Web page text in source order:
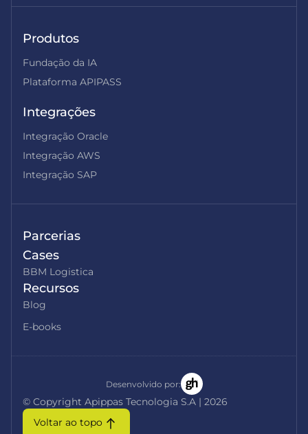
Produtos
Fundação da IA
Plataforma APIPASS
Integrações
Integração Oracle
Integração AWS
Integração SAP
Parcerias
Cases
BBM Logistica
Recursos
Blog
E-books
Desenvolvido por:
© Copyright Apippas Tecnologia S.A | 2026
Voltar ao topo